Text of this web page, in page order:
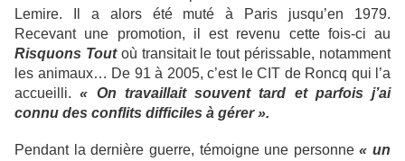
Lemire. Il a alors été muté à Paris jusqu’en 1979.
Recevant une promotion, il est revenu cette fois-ci au
Risquons Toutoù transitait le tout périssable, notamment
les animaux… De 91 à 2005, c’est le CIT de Roncq qui l’a
accueilli.« On travaillait souvent tard et parfois j’ai
connu des conflits difficiles à gérer ».
Pendant la dernière guerre, témoigne une personne« un